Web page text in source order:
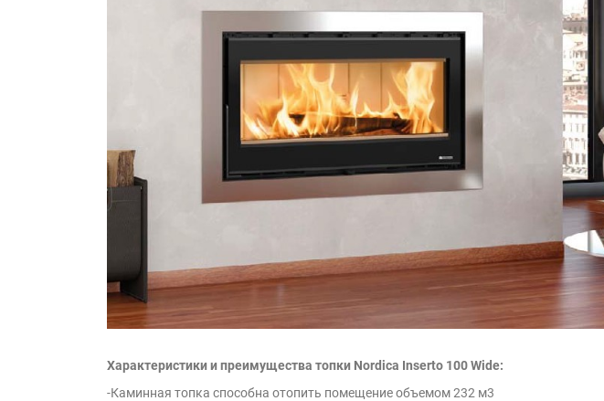
Характеристики и преимущества топки Nordica Inserto 100 Wide:
-Каминная топка способна отопить помещение объемом 232 м3